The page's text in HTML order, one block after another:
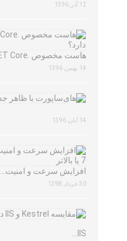
12 آذر, 1396
هاست مخصوص .NET Core…
14 بهمن, 1396
14 آبان, 1396
افزایش سرعت و امنیت…
30 خرداد, 1398
IIS…